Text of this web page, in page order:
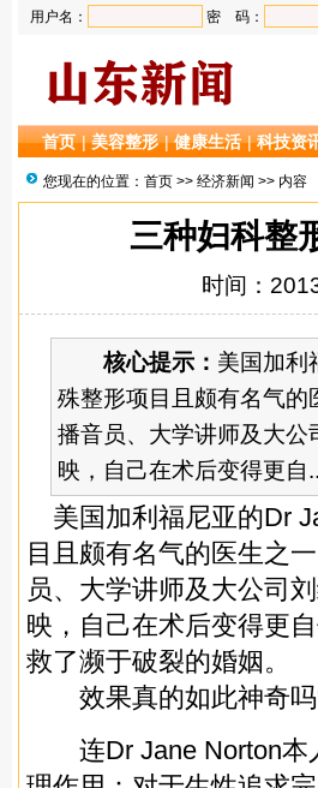
用户名： 密 码：
首页 |美容整形 |健康生活 |科技资
您现在的位置： 首页 >> 经济新闻 >> 内容
三种妇科整
时间：
核心提示： 美国加利
殊整形项目且颇有名气
播音员、大学讲师及大
映，自己在术后变得更自
美国加利福尼亚的Dr
目且颇有名气的医生之
员、大学讲师及大公司
映，自己在术后变得更
救了濒于破裂的婚姻。
效果真的如此神奇
连Dr Jane Norton本